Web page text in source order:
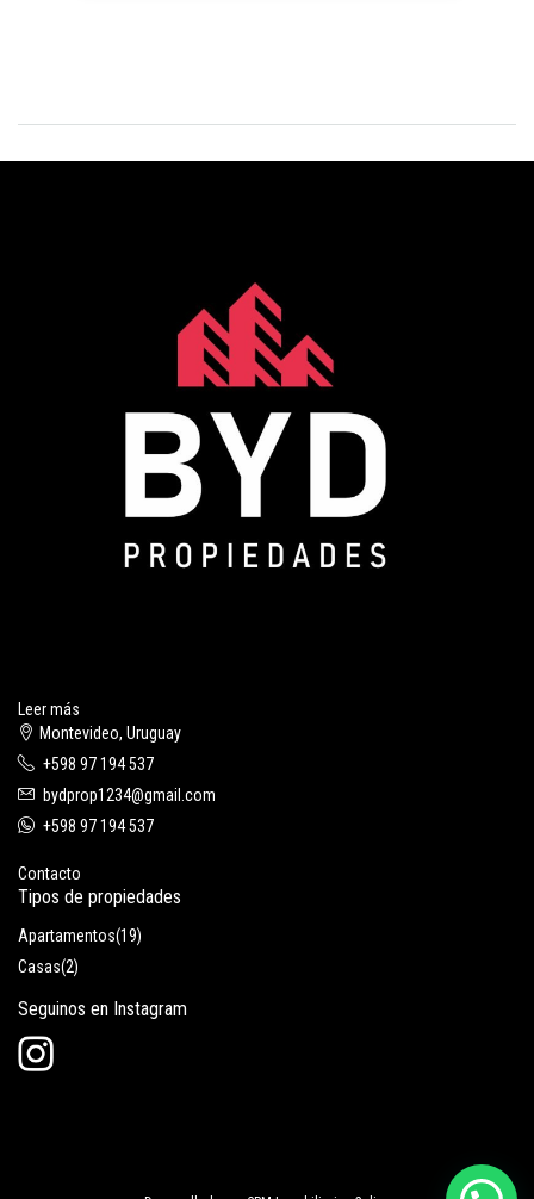
Leer más
Montevideo, Uruguay
+598 97 194 537
bydprop1234@gmail.com
+598 97 194 537
Contacto
Tipos de propiedades
Apartamentos(19)
Casas(2)
Seguinos en Instagram